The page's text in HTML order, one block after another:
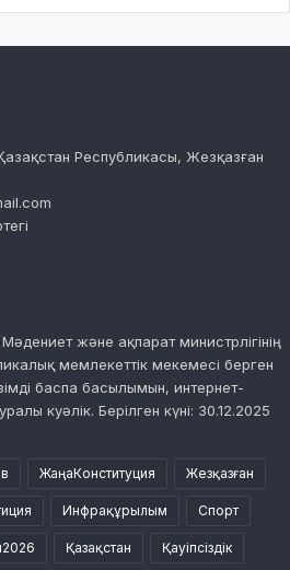
Республикасы, Жезқазған
және ақпарат министрлігінің
мемлекеттік мекемесі берген
баспа басылымын, интернет-
куәлік. Берілген күні: 30.12.2025
ЖаңаКонституция Жезқазған
Инфрақұрылым Спорт
Қазақстан Қауіпсіздік